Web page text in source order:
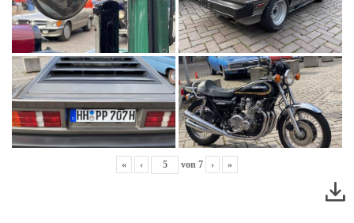
« ‹ von 7 › »